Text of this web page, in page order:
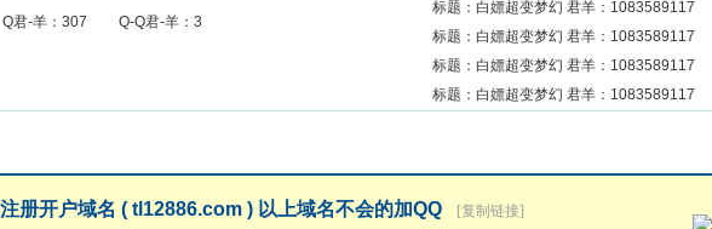
Q君-羊：307 Q-Q君-羊：3
标题：白嫖超变梦幻 君羊：1083589117
标题：白嫖超变梦幻 君羊：1083589117
标题：白嫖超变梦幻 君羊：1083589117
标题：白嫖超变梦幻 君羊：1083589117
注册开户域名 ( tl12886.com ) 以上域名不会的加QQ [复制链接]